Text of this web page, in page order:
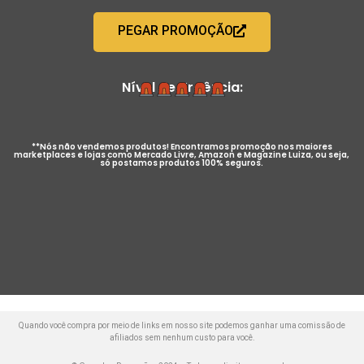
PEGAR PROMOÇÃO
Nível de Urgência:
**Nós não vendemos produtos! Encontramos promoção nos maiores
marketplaces e lojas como Mercado Livre, Amazon e Magazine Luiza, ou seja,
só postamos produtos 100% seguros.
Quando você compra por meio de links em nosso site podemos ganhar uma comissão de
afiliados sem nenhum custo para você.